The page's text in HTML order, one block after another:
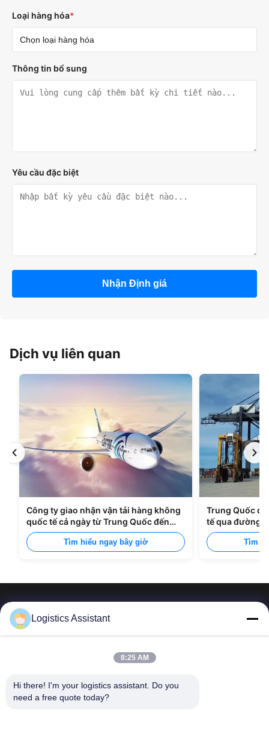
Loại hàng hóa*
Thông tin bổ sung
Yêu cầu đặc biệt
Nhận Định giá
Dịch vụ liên quan
Công ty giao nhận vận tải hàng không
quốc tế cả ngày từ Trung Quốc đến
Manila
Tìm hiểu ngay bây giờ
Trung Quốc
tế qua đường
Tìm
Hãy chọn chúng tôi và bạn sẽ không bao giờ quên
Logistics Assistant
8:25 AM
Hi there! I'm your logistics assistant. Do you
need a free quote today?